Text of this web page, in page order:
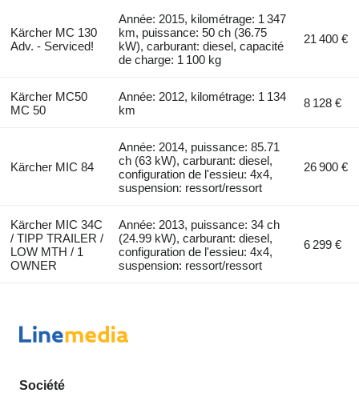
Kärcher MC 130
Adv. - Serviced!
Année: 2015, kilométrage: 1 347
km, puissance: 50 ch (36.75
kW), carburant: diesel, capacité
de charge: 1 100 kg
21 400 €
Kärcher MC50
MC 50
Année: 2012, kilométrage: 1 134
km
8 128 €
Kärcher MIC 84
Année: 2014, puissance: 85.71
ch (63 kW), carburant: diesel,
configuration de l'essieu: 4x4,
suspension: ressort/ressort
26 900 €
Kärcher MIC 34C
/ TIPP TRAILER /
LOW MTH / 1
OWNER
Année: 2013, puissance: 34 ch
(24.99 kW), carburant: diesel,
configuration de l'essieu: 4x4,
suspension: ressort/ressort
6 299 €
Société